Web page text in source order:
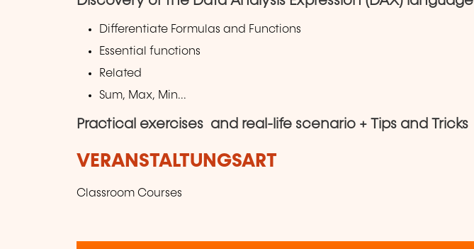
Differentiate Formulas and Functions
Essential functions
Related
Sum, Max, Min...
Practical exercises and real-life scenario + Tips and Tricks
VERANSTALTUNGSART
Classroom Courses